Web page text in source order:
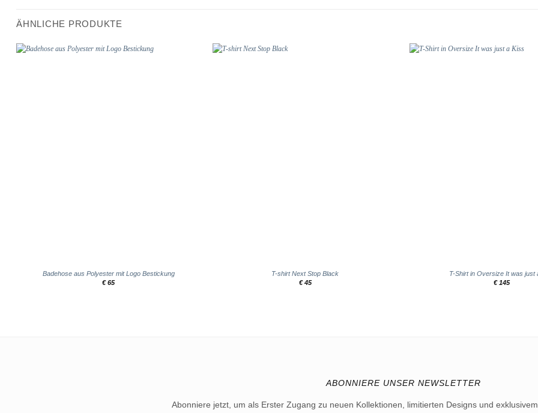
ÄHNLICHE PRODUKTE
Badehose aus Polyester mit Logo Bestickung
€65
T-shirt Next Stop Black
€45
T-Shirt in Oversize It was just
€145
ABONNIERE UNSER NEWSLETTER
Abonniere jetzt, um als Erster Zugang zu neuen Kollektionen, limitierten Designs und